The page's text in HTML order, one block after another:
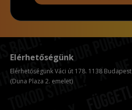
Elérhetőségünk
Elérhetőségünk Váci út 178. 1138 Budapest
(Duna Plaza 2. emelet)